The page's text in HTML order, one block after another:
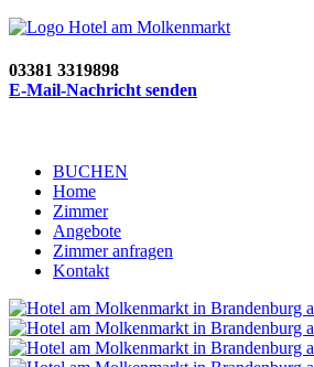
03381 3319898
E-Mail-Nachricht senden
BUCHEN
Home
Zimmer
Angebote
Zimmer anfragen
Kontakt